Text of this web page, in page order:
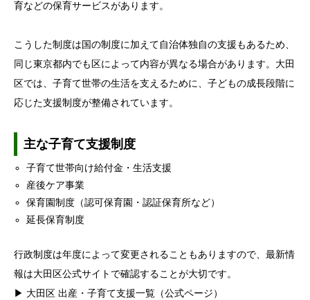
育などの保育サービスがあります。
こうした制度は国の制度に加えて自治体独自の支援もあるため、
同じ東京都内でも区によって内容が異なる場合があります。大田
区では、子育て世帯の生活を支えるために、子どもの成長段階に
応じた支援制度が整備されています。
主な子育て支援制度
子育て世帯向け給付金・生活支援
産後ケア事業
保育園制度（認可保育園・認証保育所など）
延長保育制度
行政制度は年度によって変更されることもありますので、最新情
報は大田区公式サイトで確認することが大切です。
▶ 大田区 出産・子育て支援一覧（公式ページ）